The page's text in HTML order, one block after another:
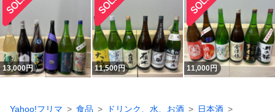
13,000円 11,500円 11,000円
Yahoo!フリマ 食品 ドリンク、水、お酒
日本酒